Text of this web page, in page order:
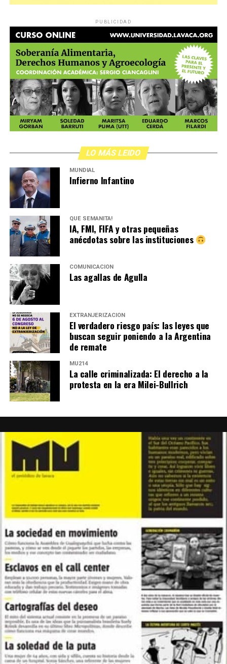
PUBLICIDAD
LO MÁS LEIDO
MUNDIAL
Infierno Infantino
QUÉ SEMANITA!
IA, FMI, FIFA y otras pequeñas
anécdotas sobre las instituciones
COMUNICACIÓN
Las agallas de Agulla
EXTRANJERIZACIÓN
El verdadero riesgo país: las leyes que
buscan seguir poniendo a la Argentina
de remate
MU214
La calle criminalizada: El derecho a la
protesta en la era Milei-Bullrich